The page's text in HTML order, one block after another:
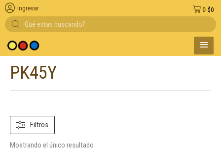
Búsqueda
de
productos
de pago
$0
0
Ingresar
MENÚ
PK45Y
Filtros
Mostrando el único resultado